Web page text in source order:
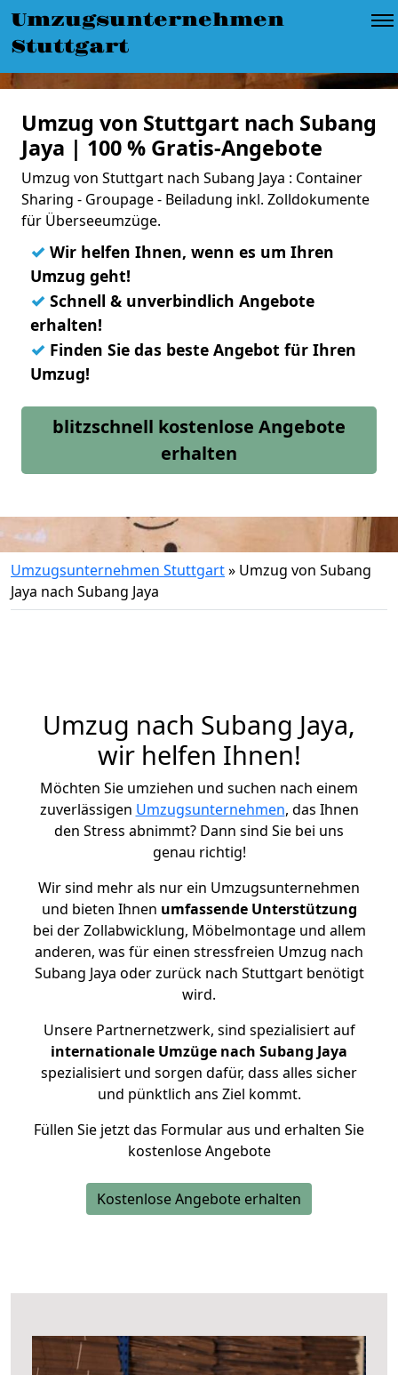
Umzugsunternehmen
Stuttgart
Umzug von Stuttgart nach Subang
Jaya | 100 % Gratis-Angebote
Umzug von Stuttgart nach Subang Jaya : Container
Sharing - Groupage - Beiladung inkl. Zolldokumente
für Überseeumzüge.
✓ Wir helfen Ihnen, wenn es um Ihren
Umzug geht!
✓ Schnell & unverbindlich Angebote
erhalten!
✓ Finden Sie das beste Angebot für Ihren
Umzug!
blitzschnell kostenlose Angebote
erhalten
Umzugsunternehmen Stuttgart» Umzug von Subang
Jaya nach Subang Jaya
Umzug nach Subang Jaya,
wir helfen Ihnen!
Möchten Sie umziehen und suchen nach einem
zuverlässigen Umzugsunternehmen, das Ihnen
den Stress abnimmt? Dann sind Sie bei uns
genau richtig!
Wir sind mehr als nur ein Umzugsunternehmen
und bieten Ihnen umfassende Unterstützung
bei der Zollabwicklung, Möbelmontage und allem
anderen, was für einen stressfreien Umzug nach
Subang Jaya oder zurück nach Stuttgart benötigt
wird.
Unsere Partnernetzwerk, sind spezialisiert auf
internationale Umzüge nach Subang Jaya
spezialisiert und sorgen dafür, dass alles sicher
und pünktlich ans Ziel kommt.
Füllen Sie jetzt das Formular aus und erhalten Sie
kostenlose Angebote
Kostenlose Angebote erhalten